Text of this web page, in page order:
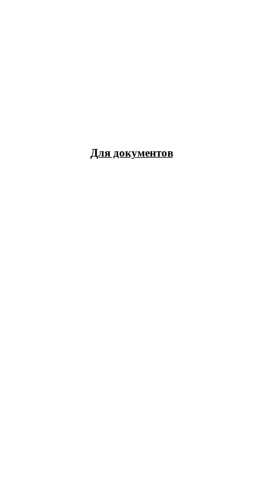
Для документов